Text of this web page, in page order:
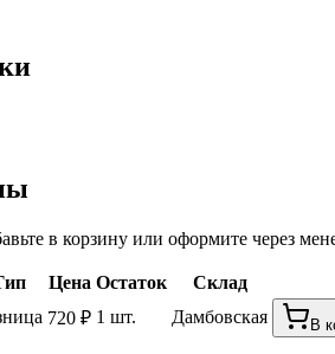
в корзину или оформите через
Цена Остаток
Склад
720 ₽ 1 шт. Дамбовская В